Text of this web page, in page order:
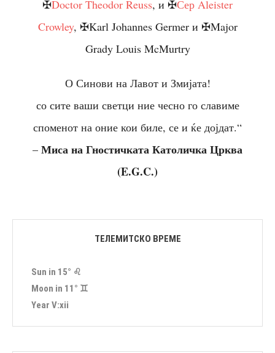
✠Doctor Theodor Reuss, и ✠Сер Aleister
Crowley, ✠Karl Johannes Germer и ✠Major
Grady Louis McMurtry
О Синови на Лавот и Змијата!
со сите ваши светци ние чесно го славиме
споменот на оние кои биле, се и ќе дојдат.“
– Миса на Гностичката Католичка Црква
(E.G.C.)
ТЕЛЕМИТСКО ВРЕМЕ
Sun in 15° ♌︎
Moon in 11° ♊︎
Year Ⅴ:ⅹⅰⅰ